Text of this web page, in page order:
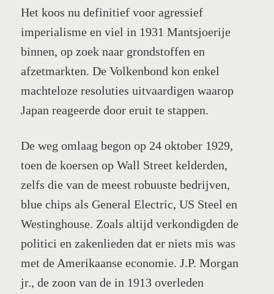
Het koos nu definitief voor agressief
imperialisme en viel in 1931 Mantsjoerije
binnen, op zoek naar grondstoffen en
afzetmarkten. De Volkenbond kon enkel
machteloze resoluties uitvaardigen waarop
Japan reageerde door eruit te stappen.
De weg omlaag begon op 24 oktober 1929,
toen de koersen op Wall Street kelderden,
zelfs die van de meest robuuste bedrijven,
blue chips als General Electric, US Steel en
Westinghouse. Zoals altijd verkondigden de
politici en zakenlieden dat er niets mis was
met de Amerikaanse economie. J.P. Morgan
jr., de zoon van de in 1913 overleden